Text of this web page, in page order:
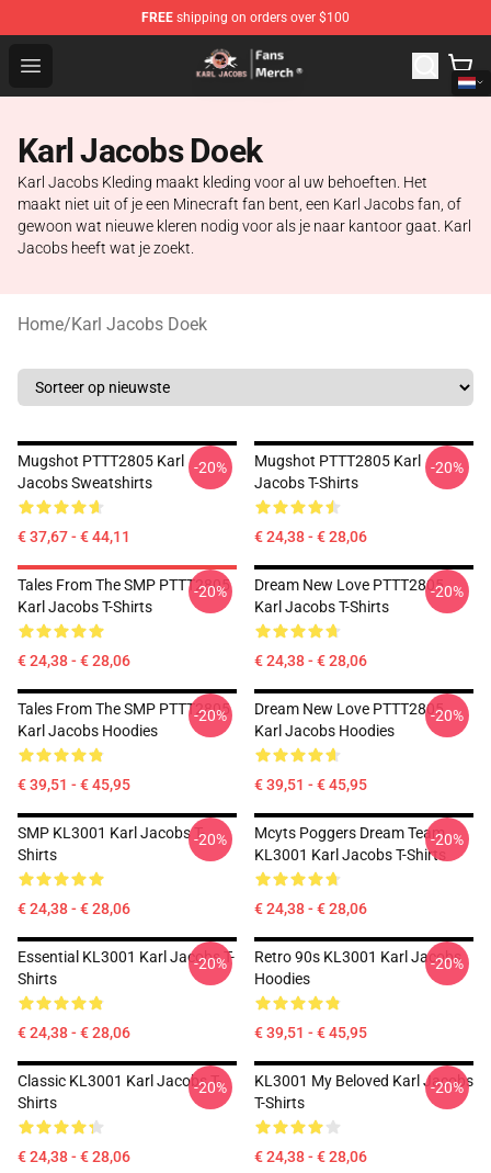
FREE shipping on orders over $100
Open menu
Karl Jacobs Store - Official Karl Jacobs Merchandise
Karl Jacobs Doek
Karl Jacobs Kleding maakt kleding voor al uw behoeften. Het
maakt niet uit of je een Minecraft fan bent, een Karl Jacobs fan, of
gewoon wat nieuwe kleren nodig voor als je naar kantoor gaat. Karl
Jacobs heeft wat je zoekt.
Home/Karl Jacobs Doek
Mugshot PTTT2805 Karl
Jacobs Sweatshirts
€ 37,67 - € 44,11
-20%
Mugshot PTTT2805 Karl
Jacobs T-Shirts
€ 24,38 - € 28,06
-20%
Tales From The SMP PTTT2805
Karl Jacobs T-Shirts
€ 24,38 - € 28,06
-20%
Dream New Love PTTT2805
Karl Jacobs T-Shirts
€ 24,38 - € 28,06
-20%
Tales From The SMP PTTT2805
Karl Jacobs Hoodies
€ 39,51 - € 45,95
-20%
Dream New Love PTTT2805
Karl Jacobs Hoodies
€ 39,51 - € 45,95
-20%
SMP KL3001 Karl Jacobs T-
Shirts
€ 24,38 - € 28,06
-20%
Mcyts Poggers Dream Team
KL3001 Karl Jacobs T-Shirts
€ 24,38 - € 28,06
-20%
Essential KL3001 Karl Jacobs T-
Shirts
€ 24,38 - € 28,06
-20%
Retro 90s KL3001 Karl Jacobs
Hoodies
€ 39,51 - € 45,95
-20%
Classic KL3001 Karl Jacobs T-
Shirts
€ 24,38 - € 28,06
-20%
KL3001 My Beloved Karl Jacobs
T-Shirts
€ 24,38 - € 28,06
-20%